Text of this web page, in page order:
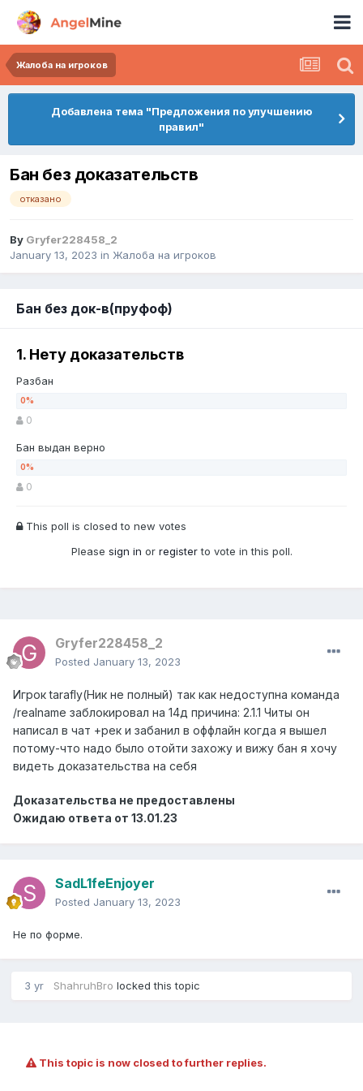
Жалоба на игроков
Добавлена тема "Предложения по улучшению
правил"
Бан без доказательств
отказано
By Gryfer228458_2
January 13, 2023 in Жалоба на игроков
Бан без док-в(пруфоф)
1. Нету доказательств
Разбан
0
Бан выдан верно
0
This poll is closed to new votes
Please sign in or registerto vote in this poll.
Gryfer228458_2
Posted January 13, 2023
Игрок tarafly(Ник не полный) так как недоступна команда
/realname заблокировал на 14д причина: 2.1.1 Читы он
написал в чат +рек и забанил в оффлайн когда я вышел
потому-что надо было отойти захожу и вижу бан я хочу
видеть доказательства на себя
Доказательства не предоставлены
Ожидаю ответа от 13.01.23
SadL1feEnjoyer
Posted January 13, 2023
Не по форме.
3 yr ShahruhBro locked this topic
This topic is now closed to further replies.